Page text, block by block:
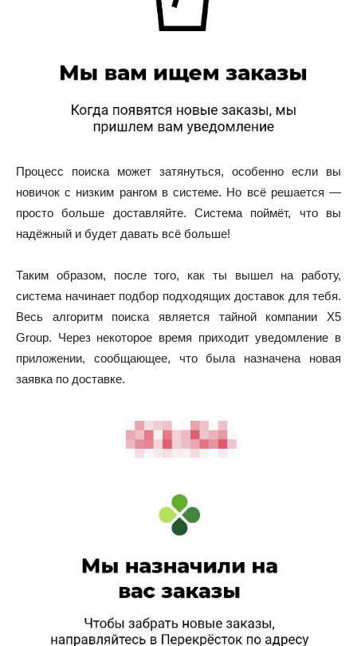
Процесс поиска может затянуться, особенно если вы
новичок с низким рангом в системе. Но всё решается —
просто больше доставляйте. Система поймёт, что вы
надёжный и будет давать всё больше!
Таким образом, после того, как ты вышел на работу,
система начинает подбор подходящих доставок для тебя.
Весь алгоритм поиска является тайной компании Х5
Group. Через некоторое время приходит уведомление в
приложении, сообщающее, что была назначена новая
заявка по доставке.